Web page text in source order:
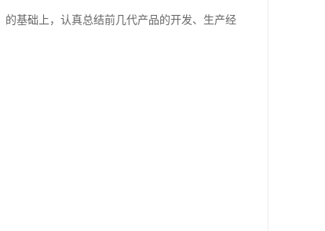
基础上，认真总结前几代产品的开发、生产经